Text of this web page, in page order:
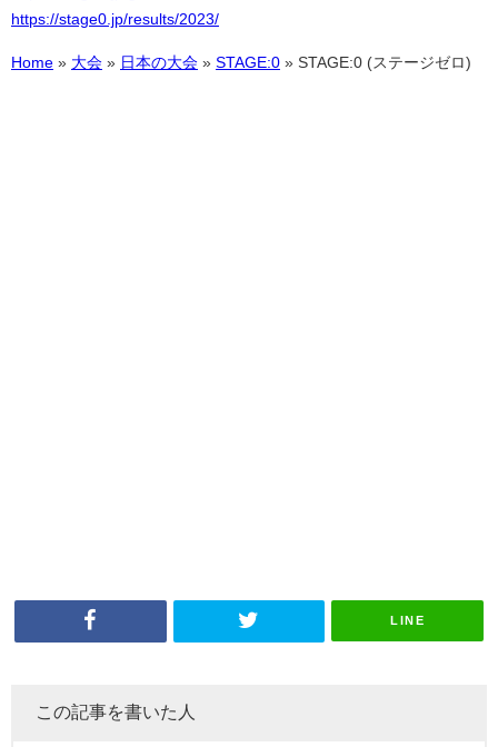
https://stage0.jp/results/2023/
Home » 大会 » 日本の大会 » STAGE:0 » STAGE:0 (ステージゼロ)
LINE
この記事を書いた人